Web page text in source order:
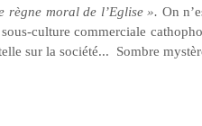
règne moral de l’Eglise ». On
culture commerciale
sur la société...
Sombre